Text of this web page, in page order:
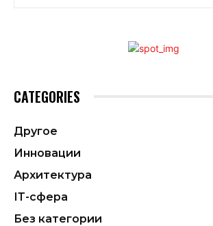
CATEGORIES
Другое
Инновации
Архитектура
ІТ-сфера
Без категории